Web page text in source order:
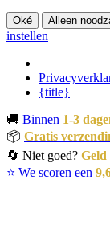
Oké Alleen
instellen
{title}
🚚 Binnen 1-3
📦 Gratis
🔄 Niet goed? Geld
⭐ We scoren een